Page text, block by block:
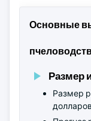
Основные
Размер
Размер